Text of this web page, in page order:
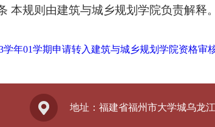
本规则由建筑与城乡规划学院负责解释。
学年01学期申请转入建筑与城乡规划学院资格审
地址：福建省福州市大学城乌龙